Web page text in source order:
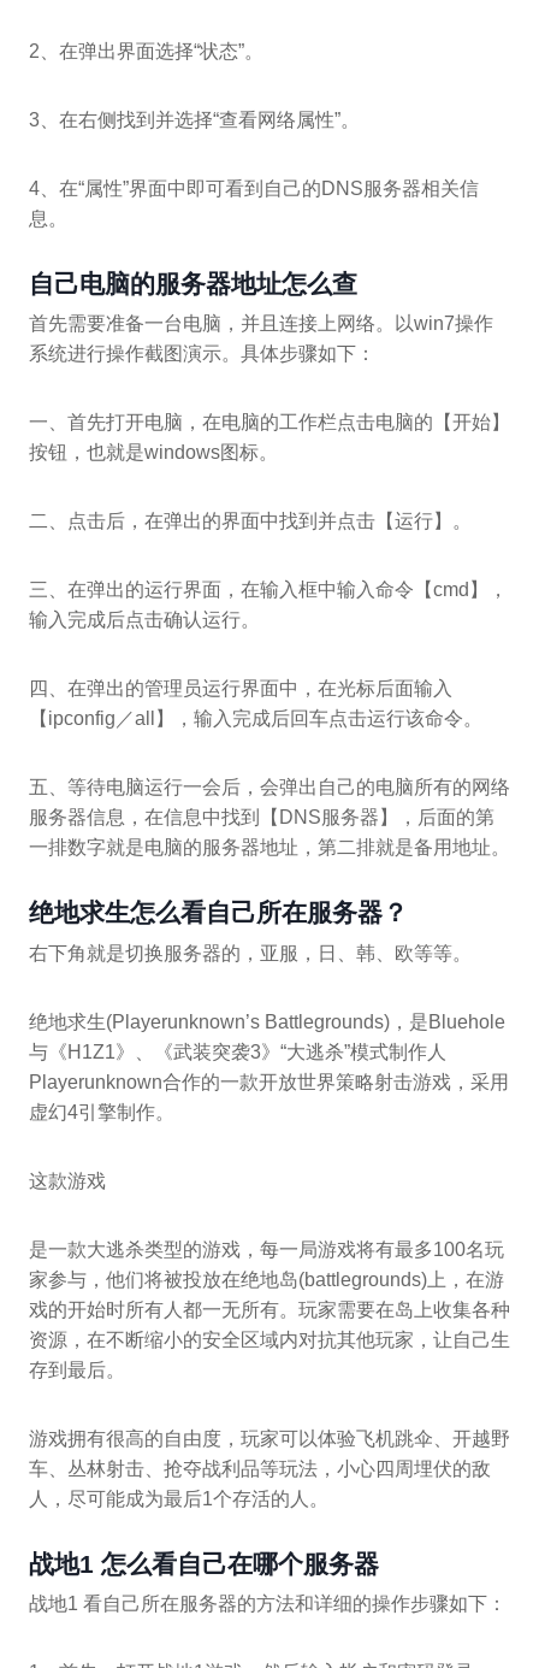
2、在弹出界面选择“状态”。
3、在右侧找到并选择“查看网络属性”。
4、在“属性”界面中即可看到自己的DNS服务器相关信
息。
自己电脑的服务器地址怎么查
首先需要准备一台电脑，并且连接上网络。以win7操作
系统进行操作截图演示。具体步骤如下：
一、首先打开电脑，在电脑的工作栏点击电脑的【开始】
按钮，也就是windows图标。
二、点击后，在弹出的界面中找到并点击【运行】。
三、在弹出的运行界面，在输入框中输入命令【cmd】，
输入完成后点击确认运行。
四、在弹出的管理员运行界面中，在光标后面输入
【ipconfig／all】，输入完成后回车点击运行该命令。
五、等待电脑运行一会后，会弹出自己的电脑所有的网络
服务器信息，在信息中找到【DNS服务器】，后面的第
一排数字就是电脑的服务器地址，第二排就是备用地址。
绝地求生怎么看自己所在服务器？
右下角就是切换服务器的，亚服，日、韩、欧等等。
绝地求生(Playerunknown’s Battlegrounds)，是Bluehole
与《H1Z1》、《武装突袭3》“大逃杀”模式制作人
Playerunknown合作的一款开放世界策略射击游戏，采用
虚幻4引擎制作。
这款游戏
是一款大逃杀类型的游戏，每一局游戏将有最多100名玩
家参与，他们将被投放在绝地岛(battlegrounds)上，在游
戏的开始时所有人都一无所有。玩家需要在岛上收集各种
资源，在不断缩小的安全区域内对抗其他玩家，让自己生
存到最后。
游戏拥有很高的自由度，玩家可以体验飞机跳伞、开越野
车、丛林射击、抢夺战利品等玩法，小心四周埋伏的敌
人，尽可能成为最后1个存活的人。
战地1 怎么看自己在哪个服务器
战地1 看自己所在服务器的方法和详细的操作步骤如下：